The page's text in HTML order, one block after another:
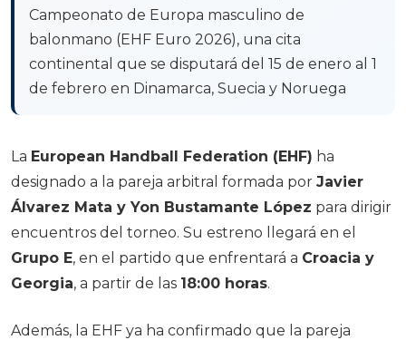
Campeonato de Europa masculino de
balonmano (EHF Euro 2026), una cita
continental que se disputará del 15 de enero al 1
de febrero en Dinamarca, Suecia y Noruega
La European Handball Federation (EHF) ha
designado a la pareja arbitral formada por Javier
Álvarez Mata y Yon Bustamante López para dirigir
encuentros del torneo. Su estreno llegará en el
Grupo E, en el partido que enfrentará a Croacia y
Georgia, a partir de las 18:00 horas.
Además, la EHF ya ha confirmado que la pareja